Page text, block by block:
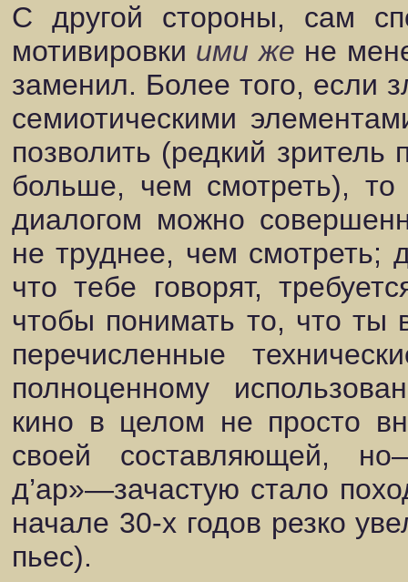
С другой стороны, сам
мотивировки ими же не
заменил. Более того, если
семиотическими
позволить (редкий
больше, чем смотреть),
диалогом можно
не труднее, чем смотреть;
что тебе говорят,
чтобы понимать то, что ты
перечисленные
полноценному
кино в целом не просто
своей составляющей,
д’ар»—зачастую стало
начале 30-х годов резко
пьес).